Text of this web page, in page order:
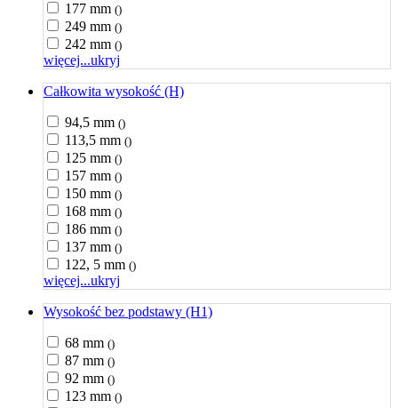
177 mm ()
249 mm ()
242 mm ()
więcej...ukryj
Całkowita wysokość (H)
94,5 mm ()
113,5 mm ()
125 mm ()
157 mm ()
150 mm ()
168 mm ()
186 mm ()
137 mm ()
122, 5 mm ()
więcej...ukryj
Wysokość bez podstawy (H1)
68 mm ()
87 mm ()
92 mm ()
123 mm ()